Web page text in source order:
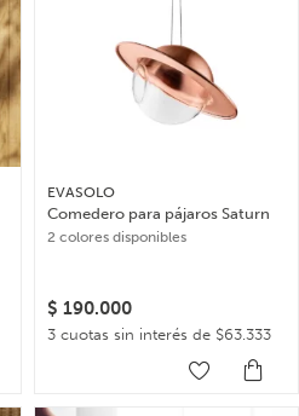
EVASOLO
Comedero para pájaros Saturn
2 colores disponibles
$ 190.000
3 cuotas sin interés de $63.333